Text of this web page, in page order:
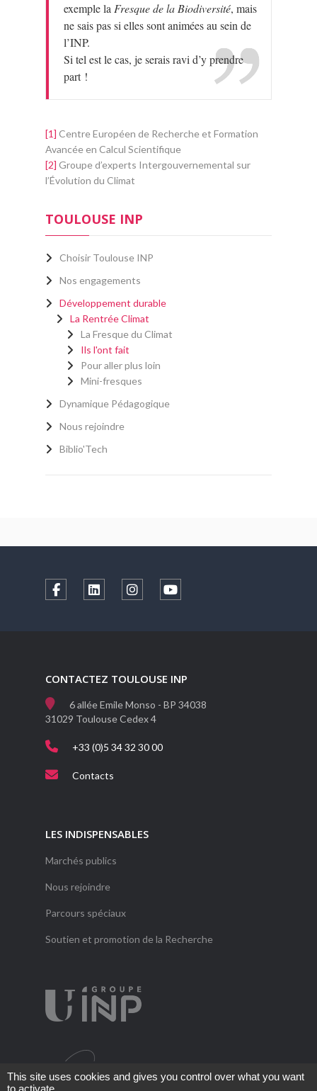
exemple la Fresque de la Biodiversité, mais
ne sais pas si elles sont animées au sein de
l’INP.
Si tel est le cas, je serais ravi d’y prendre
part !
[1] Centre Européen de Recherche et Formation
Avancée en Calcul Scientifique
[2] Groupe d’experts Intergouvernemental sur
l’Évolution du Climat
TOULOUSE INP
Choisir Toulouse INP
Nos engagements
Développement durable
La Rentrée Climat
La Fresque du Climat
Ils l'ont fait
Pour aller plus loin
Mini-fresques
Dynamique Pédagogique
Nous rejoindre
Biblio'Tech
CONTACTEZ TOULOUSE INP
6 allée Emile Monso - BP 34038
31029 Toulouse Cedex 4
+33 (0)5 34 32 30 00
Contacts
LES INDISPENSABLES
Marchés publics
Nous rejoindre
Parcours spéciaux
Soutien et promotion de la Recherche
This site uses cookies and gives you control over what you want
to activate